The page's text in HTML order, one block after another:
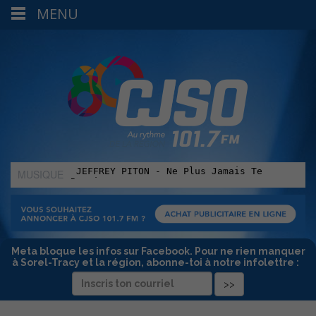
MUSIQUE
:
Meta bloque les infos sur Facebook. Pour ne rien manquer
à Sorel-Tracy et la région, abonne-toi à notre infolettre :
MENU